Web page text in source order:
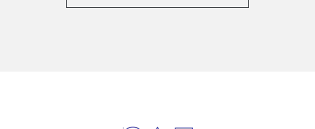
ridotto impatto di cantiere nella